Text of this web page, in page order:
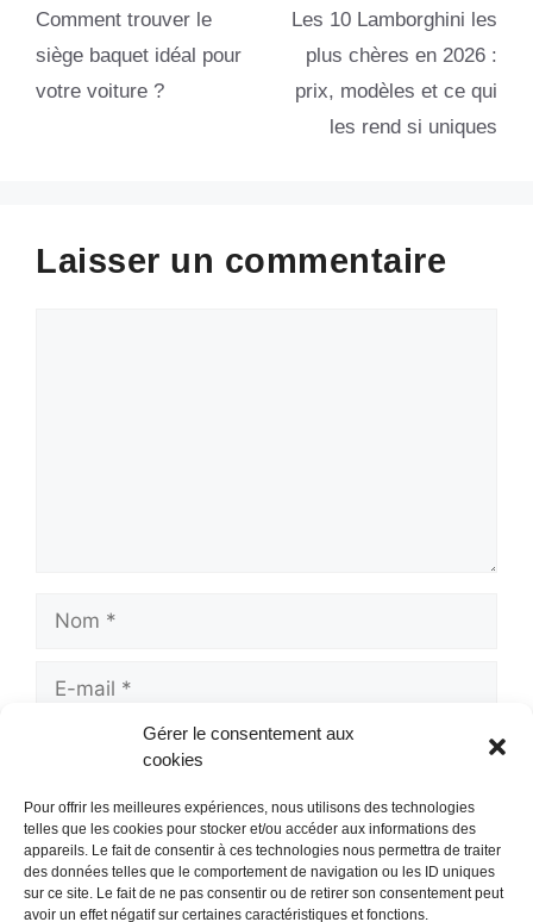
Gérer le consentement aux
cookies
Pour offrir les meilleures expériences, nous utilisons des technologies
telles que les cookies pour stocker et/ou accéder aux informations des
appareils. Le fait de consentir à ces technologies nous permettra de traiter
des données telles que le comportement de navigation ou les ID uniques
sur ce site. Le fait de ne pas consentir ou de retirer son consentement peut
avoir un effet négatif sur certaines caractéristiques et fonctions.
Comment trouver le
siège baquet idéal pour
votre voiture ?
Les 10 Lamborghini les
plus chères en 2026 :
prix, modèles et ce qui
les rend si uniques
Laisser un commentaire
Nom